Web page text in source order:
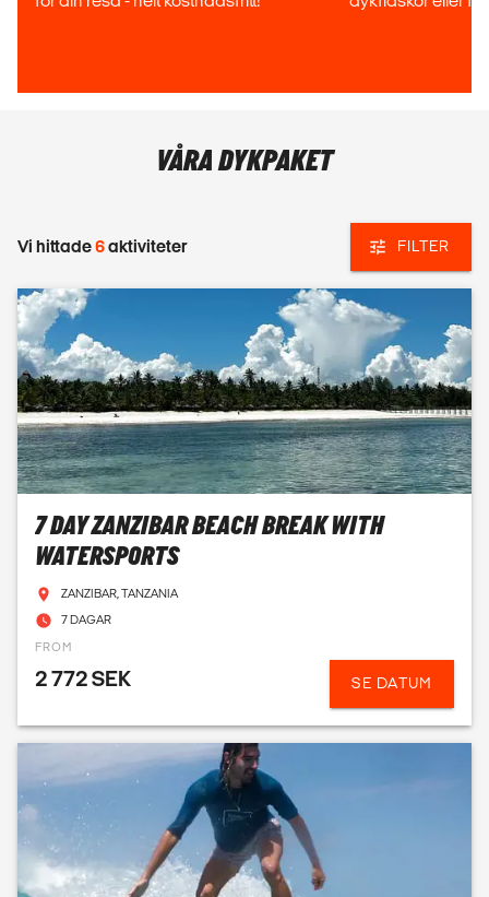
Zanzibar genom noggrant utvalda dykcenter med hög
VI HJÄLPER DIG MED:
Advanced Open Water
FUN DIVES & DYKRESOR TILL ZANZIBAR
Har du redan certifikat? Då kan du följa med på fun dives
och utforska några av Zanzibars bästa dykplatser!
VI SKRÄDDARSYR DIN RESA:
Dykpaket med boende och dykning
Kombinationsresor (som surf+ dykning)
Kompletta dykresor i en paketresa
Allt bokas tryggt via kvalitetssäkrade dykcenter!
Nyfiken på dykning i Zanzibar? Våra reseexperter hjälper
dig att boka ditt äventyr!
VÅRA DYKPAKET
Vi hittade6aktiviteter FILTER
7 DAY ZANZIBAR BEACH BREAK WITH
WATERSPORTS
ZANZIBAR, TANZANIA
7 DAGAR
FROM
2 772 SEK SE DATUM